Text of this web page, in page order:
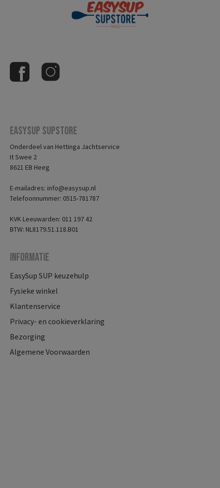
Easysup Supstore
Onderdeel van Hettinga Jachtservice
It Swee 2
8621 EB Heeg
E-mailadres: info@easysup.nl
Telefoonnummer: 0515-781787
KVK Leeuwarden: 011 197 42
BTW: NL8179.51.118.B01
Informatie
EasySup SUP keuzehulp
Fysieke winkel
Klantenservice
Privacy- en cookieverklaring
Bezorging
Algemene Voorwaarden